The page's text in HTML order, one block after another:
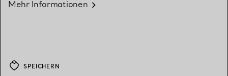
Mehr Informationen
SPEICHERN